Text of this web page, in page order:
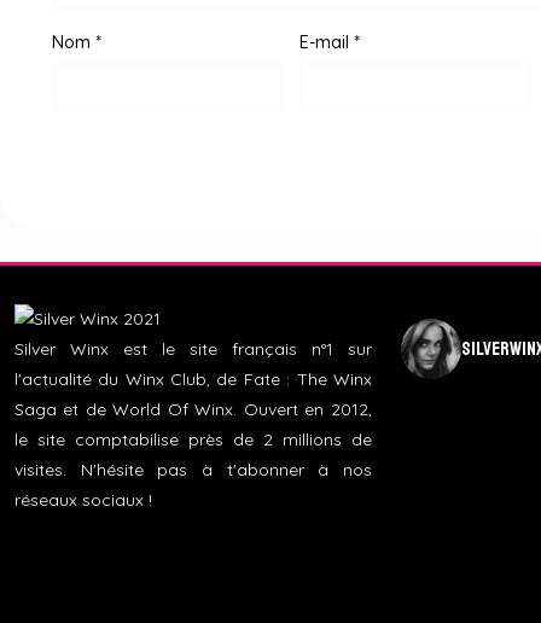
Nom* E-mail *
Silver Winx est le site français n°1 sur
l'actualité du Winx Club, de Fate : The Winx
Saga et de World Of Winx. Ouvert en 2012,
le site comptabilise près de 2 millions de
visites. N'hésite pas à t'abonner à nos
réseaux sociaux !